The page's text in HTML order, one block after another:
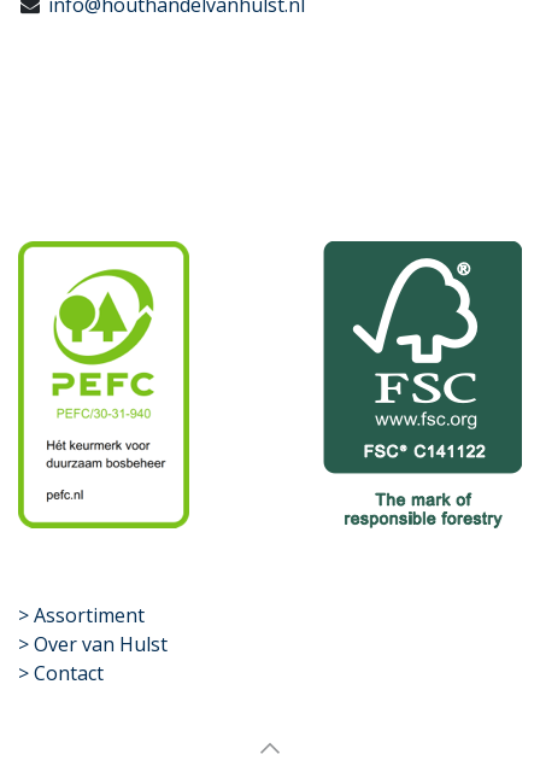
​>Assortiment
> Over van Hulst
> Contact